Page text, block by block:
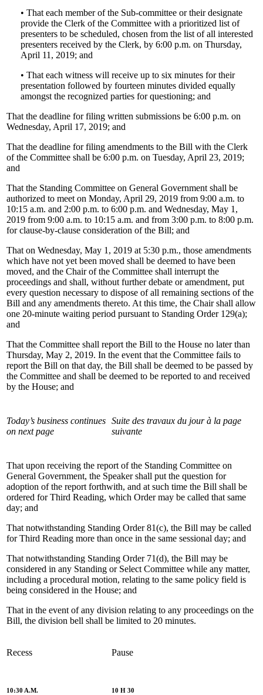
• That each member of the Sub-committee or their designate
provide the Clerk of the Committee with a prioritized list of
presenters to be scheduled, chosen from the list of all interested
presenters received by the Clerk, by 6:00 p.m. on Thursday,
April 11, 2019; and
• That each witness will receive up to six minutes for their
presentation followed by fourteen minutes divided equally
amongst the recognized parties for questioning; and
That the deadline for filing written submissions be 6:00 p.m. on
Wednesday, April 17, 2019; and
That the deadline for filing amendments to the Bill with the Clerk
of the Committee shall be 6:00 p.m. on Tuesday, April 23, 2019;
and
That the Standing Committee on General Government shall be
authorized to meet on Monday, April 29, 2019 from 9:00 a.m. to
10:15 a.m. and 2:00 p.m. to 6:00 p.m. and Wednesday, May 1,
2019 from 9:00 a.m. to 10:15 a.m. and from 3:00 p.m. to 8:00 p.m.
for clause-by-clause consideration of the Bill; and
That on Wednesday, May 1, 2019 at 5:30 p.m., those amendments
which have not yet been moved shall be deemed to have been
moved, and the Chair of the Committee shall interrupt the
proceedings and shall, without further debate or amendment, put
every question necessary to dispose of all remaining sections of the
Bill and any amendments thereto. At this time, the Chair shall allow
one 20-minute waiting period pursuant to Standing Order 129(a);
and
That the Committee shall report the Bill to the House no later than
Thursday, May 2, 2019. In the event that the Committee fails to
report the Bill on that day, the Bill shall be deemed to be passed by
the Committee and shall be deemed to be reported to and received
by the House; and
Today’s business continues
on next page
Suite des travaux du jour à la page
suivante
That upon receiving the report of the Standing Committee on
General Government, the Speaker shall put the question for
adoption of the report forthwith, and at such time the Bill shall be
ordered for Third Reading, which Order may be called that same
day; and
That notwithstanding Standing Order 81(c), the Bill may be called
for Third Reading more than once in the same sessional day; and
That notwithstanding Standing Order 71(d), the Bill may be
considered in any Standing or Select Committee while any matter,
including a procedural motion, relating to the same policy field is
being considered in the House; and
That in the event of any division relating to any proceedings on the
Bill, the division bell shall be limited to 20 minutes.
Recess Pause
10:30 A.M. 10 H 30